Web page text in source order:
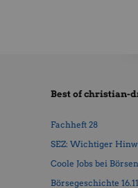
Best of christian-
Fachheft 28
SEZ: Wichtiger
Coole Jobs bei
Börsegeschichte